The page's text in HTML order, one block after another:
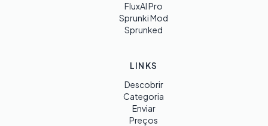
FluxAI Pro
Sprunki Mod
Sprunked
LINKS
Descobrir
Categoria
Enviar
Preços